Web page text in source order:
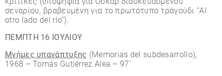
σεναρίου, βραβευμένη για το πρωτότυπο τραγούδι “Al
otro lado del río”).
ΠΕΜΠΤΗ 16 ΙΟΥΛΙΟΥ
Μνήμες υπανάπτυξης (Memorias del subdesarrollo),
1968 – Tomás Gutiérrez Alea – 97’